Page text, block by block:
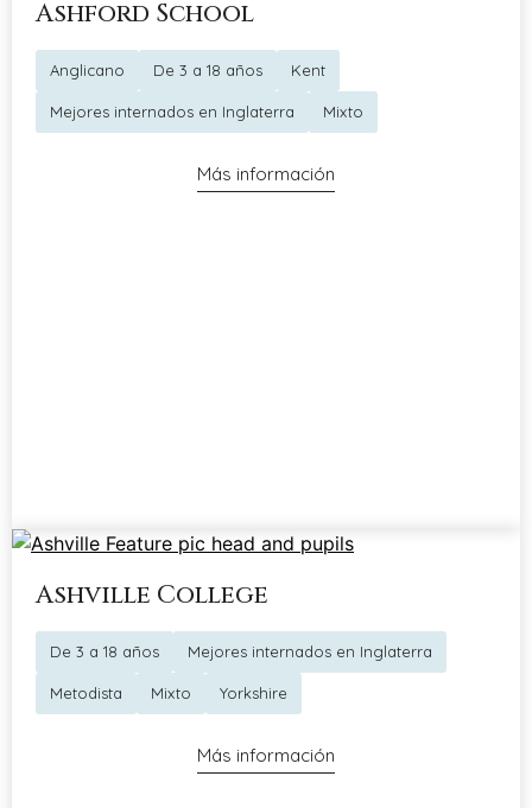
Ashford School
Anglicano De 3 a 18 años Kent
Mejores internados en Inglaterra Mixto
Más información
Ashville College
De 3 a 18 años Mejores internados en Inglaterra
Metodista Mixto Yorkshire
Más información